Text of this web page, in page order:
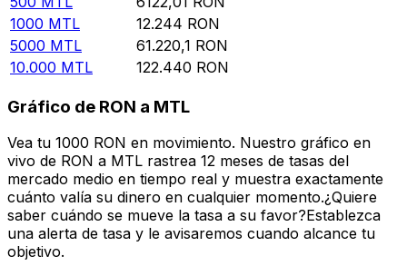
1000 MTL 12.244 RON
5000 MTL 61.220,1 RON
10.000 MTL 122.440 RON
Gráfico de RON a MTL
Vea tu 1000 RON en movimiento. Nuestro gráfico en
vivo de RON a MTL rastrea 12 meses de tasas del
mercado medio en tiempo real y muestra exactamente
cuánto valía su dinero en cualquier momento.¿Quiere
saber cuándo se mueve la tasa a su favor?Establezca
una alerta de tasa y le avisaremos cuando alcance tu
objetivo.